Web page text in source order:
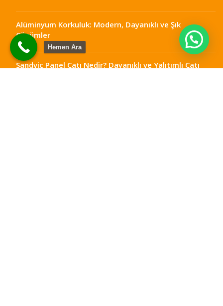
Alüminyum Korkuluk: Modern, Dayanıklı ve Şık
Çözümler
Sandviç Panel Çatı Nedir? Dayanıklı ve Yalıtımlı Çatı
Hemen Ara